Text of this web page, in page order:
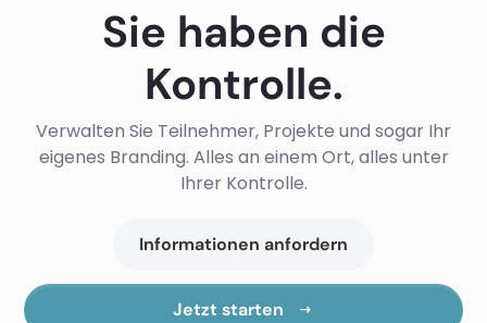
Sie haben die
Kontrolle.
Verwalten Sie Teilnehmer, Projekte und sogar Ihr
eigenes Branding. Alles an einem Ort, alles unter
Ihrer Kontrolle.
Informationen anfordern
Jetzt starten